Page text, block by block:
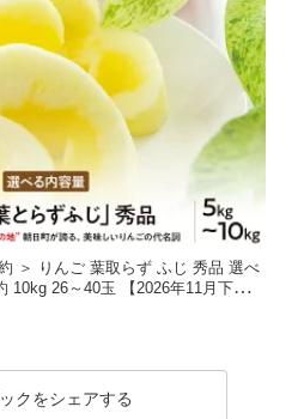
＞ りんご 葉取らず ふじ 秀品 選べ
10kg 26～40玉 【2026年11月下旬か
町産 山形県産 果物 フルーツ リン
クをシェアする